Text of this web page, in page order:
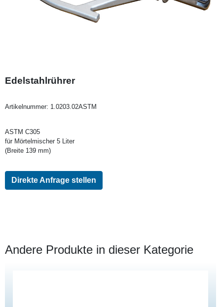
Edelstahlrührer
Artikelnummer: 1.0203.02ASTM
ASTM C305
für Mörtelmischer 5 Liter
(Breite 139 mm)
Direkte Anfrage stellen
Andere Produkte in dieser Kategorie